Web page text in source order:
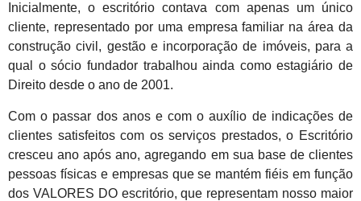
Inicialmente, o escritório contava com apenas um único
cliente, representado por uma empresa familiar na área da
construção civil, gestão e incorporação de imóveis, para a
qual o sócio fundador trabalhou ainda como estagiário de
Direito desde o ano de 2001.
Com o passar dos anos e com o auxílio de indicações de
clientes satisfeitos com os serviços prestados, o Escritório
cresceu ano após ano, agregando em sua base de clientes
pessoas físicas e empresas que se mantém fiéis em função
dos VALORES DO escritório, que representam nosso maior